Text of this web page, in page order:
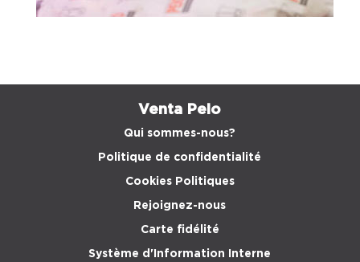
Venta Peio
Qui sommes-nous?
Politique de confidentialité
Cookies Politiques
Rejoignez-nous
Carte fidélité
Système d'Information Interne